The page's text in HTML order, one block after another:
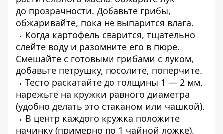
до прозрачности. Добавьте грибы,
обжаривайте, пока не выпарится влага.
Когда картофель сварится, тщательно
слейте воду и разомните его в пюре.
Смешайте с готовыми грибами с луком,
добавьте петрушку, посолите, поперчите.
Тесто раскатайте до толщины 1 — 2 мм,
нарежьте на кружки равного диаметра
(удобно делать это стаканом или чашкой).
В центр каждого кружка положите
начинку (примерно по 1 чайной ложке).